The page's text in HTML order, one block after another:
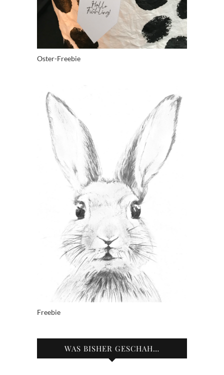
Oster-Freebie
Freebie
WAS BISHER GESCHAH…